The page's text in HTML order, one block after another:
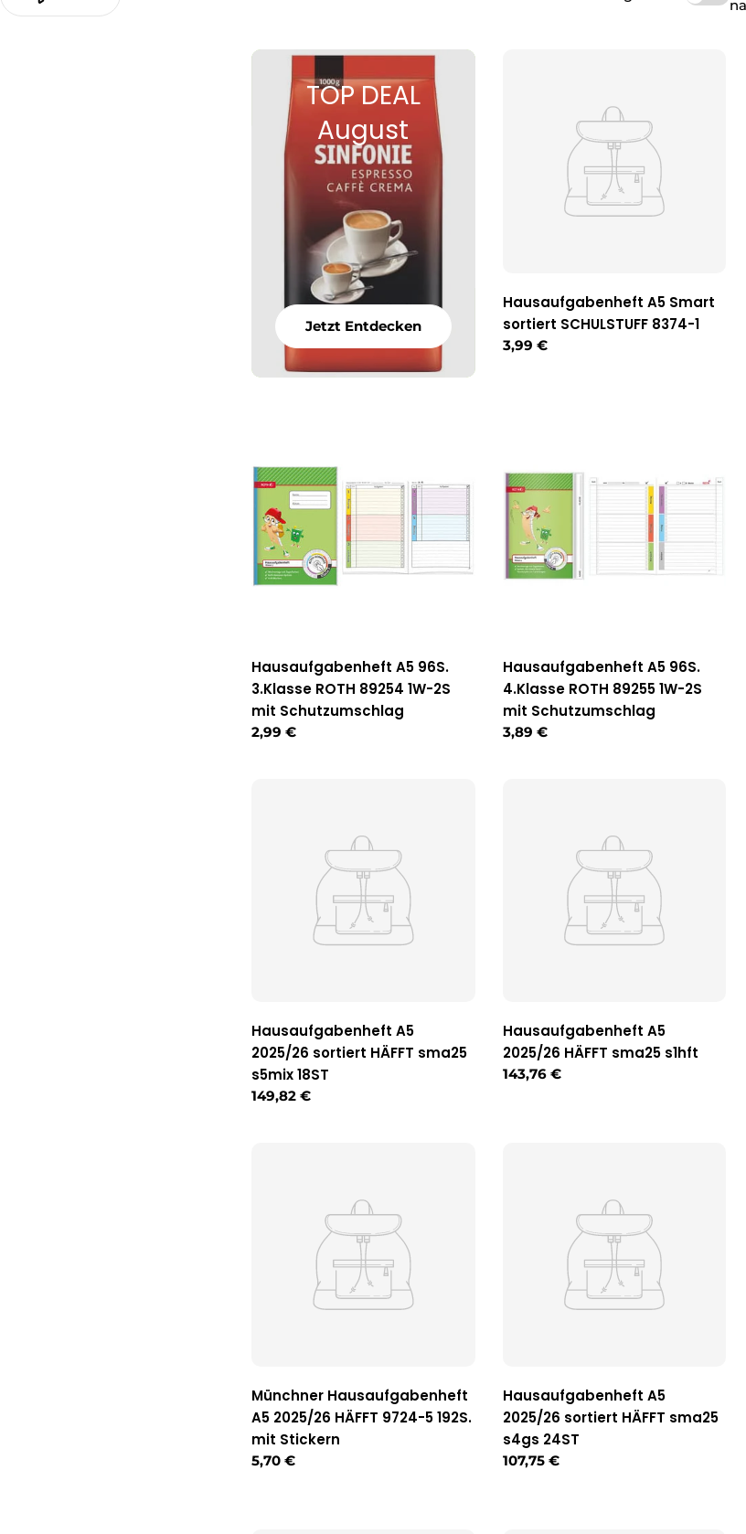
TOP DEAL
August
Jetzt Entdecken
Hausaufgabenheft A5 Smart
sortiert SCHULSTUFF 8374-1
Regulärer
3,99 €
Hausaufgabenheft A5 96S.
3.Klasse ROTH 89254 1W-2S
mit Schutzumschlag
Regulärer
2,99 €
Hausaufgabenheft A5 96S.
4.Klasse ROTH 89255 1W-2S
mit Schutzumschlag
Regulärer
3,89 €
Hausaufgabenheft A5
2025/26 sortiert HÄFFT sma25
s5mix 18ST
Regulärer
149,82 €
Hausaufgabenheft A5
2025/26 HÄFFT sma25 s1hft
Regulärer
143,76 €
Münchner Hausaufgabenheft
A5 2025/26 HÄFFT 9724-5 192S.
mit Stickern
Regulärer
5,70 €
Hausaufgabenheft A5
2025/26 sortiert HÄFFT sma25
s4gs 24ST
Regulärer
107,75 €